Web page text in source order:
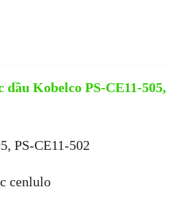
Kobelco PS-CE11-505,
PS-CE11-502
cenlulo